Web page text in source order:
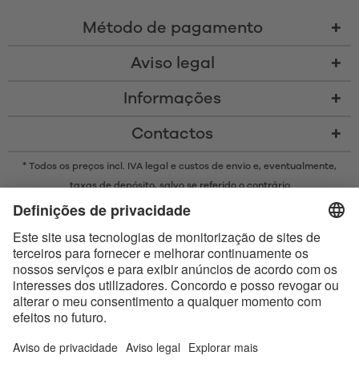
Método de pagamento
Aviso legal
Informações
Contactos
* Todos os preços incl. IVA legal e custos de envio e, eventualmente,
taxas de depósito, salvo se referido o contrário
* A marca Bluetooth® e os logótipos são marcas registadas da
Satisfyer GmbH está sujeito a licença.
Apple, o logótipo da Apple e Apple Watch são marcas comerciais da
Apple Inc. O Google Play e o logótipo do Google Play são marcas
comerciais da Google LLC.